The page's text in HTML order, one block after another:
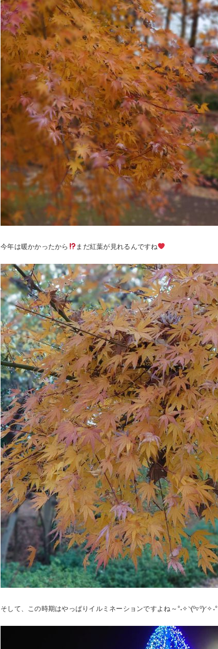
今年は暖かかったから まだ紅葉が見れるんですね
そして、この時期はやっぱりイルミネーションですよね～°˖✧◝(⁰▿⁰)◜✧˖°